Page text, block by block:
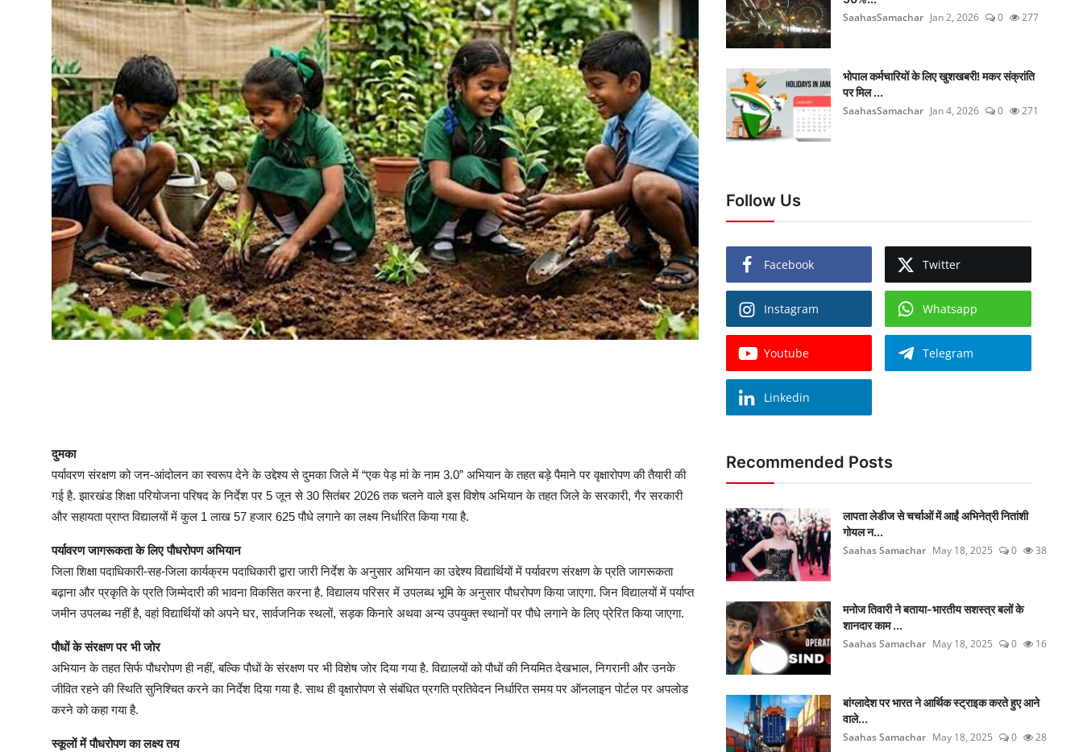
दुमका
पर्यावरण संरक्षण को जन-आंदोलन का स्वरूप देने के उद्देश्य से दुमका जिले में “एक पेड़ मां के नाम 3.0” अभियान के तहत बड़े पैमाने पर वृक्षारोपण की तैयारी की
गई है. झारखंड शिक्षा परियोजना परिषद के निर्देश पर 5 जून से 30 सितंबर 2026 तक चलने वाले इस विशेष अभियान के तहत जिले के सरकारी, गैर सरकारी
और सहायता प्राप्त विद्यालयों में कुल 1 लाख 57 हजार 625 पौधे लगाने का लक्ष्य निर्धारित किया गया है.
पर्यावरण जागरूकता के लिए पौधरोपण अभियान
जिला शिक्षा पदाधिकारी-सह-जिला कार्यक्रम पदाधिकारी द्वारा जारी निर्देश के अनुसार अभियान का उद्देश्य विद्यार्थियों में पर्यावरण संरक्षण के प्रति जागरूकता
बढ़ाना और प्रकृति के प्रति जिम्मेदारी की भावना विकसित करना है. विद्यालय परिसर में उपलब्ध भूमि के अनुसार पौधरोपण किया जाएगा. जिन विद्यालयों में पर्याप्त
जमीन उपलब्ध नहीं है, वहां विद्यार्थियों को अपने घर, सार्वजनिक स्थलों, सड़क किनारे अथवा अन्य उपयुक्त स्थानों पर पौधे लगाने के लिए प्रेरित किया जाएगा.
पौधों के संरक्षण पर भी जोर
अभियान के तहत सिर्फ पौधरोपण ही नहीं, बल्कि पौधों के संरक्षण पर भी विशेष जोर दिया गया है. विद्यालयों को पौधों की नियमित देखभाल, निगरानी और उनके
जीवित रहने की स्थिति सुनिश्चित करने का निर्देश दिया गया है. साथ ही वृक्षारोपण से संबंधित प्रगति प्रतिवेदन निर्धारित समय पर ऑनलाइन पोर्टल पर अपलोड
करने को कहा गया है.
स्कूलों में पौधरोपण का लक्ष्य तय
SaahasSamachar Jan 2, 2026 0 277
भोपाल कर्मचारियों के लिए खुशखबरी! मकर संक्रांति
पर मिल ...
SaahasSamachar Jan 4, 2026 0 271
Follow Us
Facebook Twitter
Instagram Whatsapp
Youtube Telegram
Linkedin
Recommended Posts
लापता लेडीज से चर्चाओं में आईं अभिनेत्री नितांशी
गोयल न...
Saahas Samachar May 18, 2025 0 38
मनोज तिवारी ने बताया-भारतीय सशस्त्र बलों के
शानदार काम ...
Saahas Samachar May 18, 2025 0 16
बांग्लादेश पर भारत ने आर्थिक स्ट्राइक करते हुए आने
वाले...
Saahas Samachar May 18, 2025 0 28